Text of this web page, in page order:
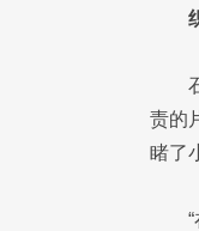
责的
睹了